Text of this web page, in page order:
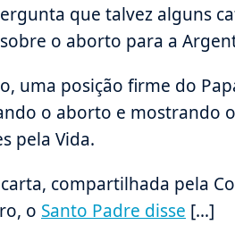
que talvez alguns
o aborto para a
uma posição firme do
o aborto e mostrando
pela Vida.
carta, compartilhada pela
o Santo Padre disse […]